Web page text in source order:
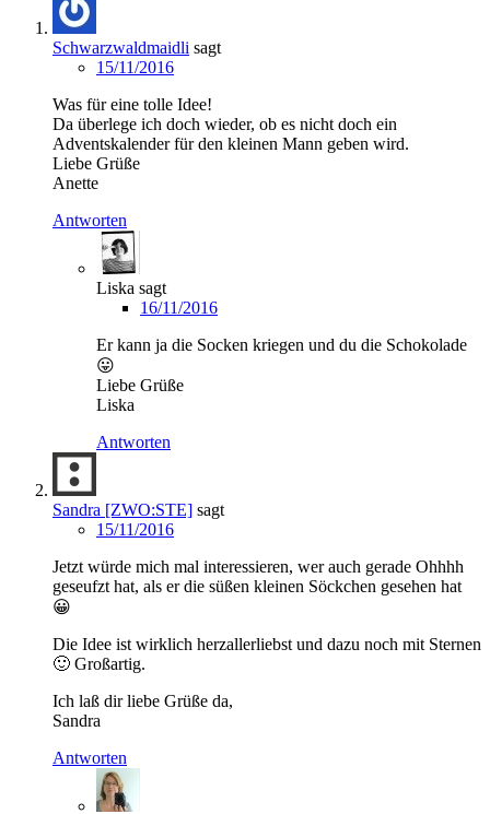
Schwarzwaldmaidli sagt
15/11/2016
Was für eine tolle Idee!
Da überlege ich doch wieder, ob es nicht doch ein
Adventskalender für den kleinen Mann geben wird.
Liebe Grüße
Anette
Antworten
Liska sagt
16/11/2016
Er kann ja die Socken kriegen und du die Schokolade
😛
Liebe Grüße
Liska
Antworten
Sandra [ZWO:STE] sagt
15/11/2016
Jetzt würde mich mal interessieren, wer auch gerade Ohhhh
geseufzt hat, als er die süßen kleinen Söckchen gesehen hat
😀
Die Idee ist wirklich herzallerliebst und dazu noch mit Sternen
🙂 Großartig.
Ich laß dir liebe Grüße da,
Sandra
Antworten